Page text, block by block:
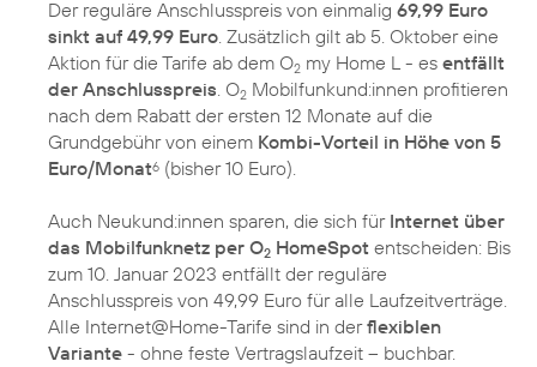
Der reguläre Anschlusspreis von einmalig 69,99 Euro
sinkt auf 49,99 Euro. Zusätzlich gilt ab 5. Oktober eine
Aktion für die Tarife ab dem O2 my Home L - es entfällt
der Anschlusspreis. O2 Mobilfunkund:innen profitieren
nach dem Rabatt der ersten 12 Monate auf die
Grundgebühr von einem Kombi-Vorteil in Höhe von 5
Euro/Monat6 (bisher 10 Euro).
Auch Neukund:innen sparen, die sich für Internet über
das Mobilfunknetz per O2 HomeSpot entscheiden: Bis
zum 10. Januar 2023 entfällt der reguläre
Anschlusspreis von 49,99 Euro für alle Laufzeitverträge.
Alle Internet@Home-Tarife sind in derflexiblen
Variante - ohne feste Vertragslaufzeit – buchbar.